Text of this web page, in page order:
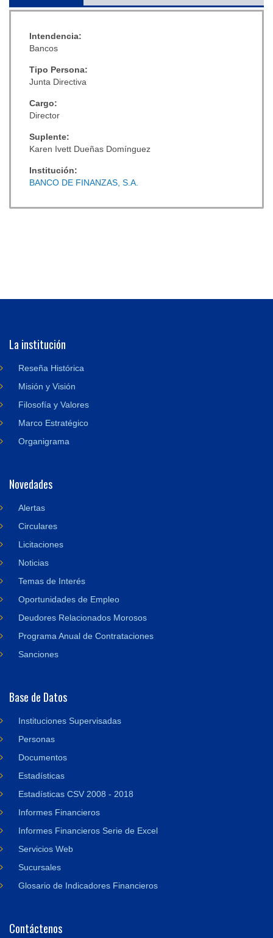
Intendencia:
Bancos
Tipo Persona:
Junta Directiva
Cargo:
Director
Suplente:
Karen Ivett Dueñas Domínguez
Institución:
BANCO DE FINANZAS, S.A.
La institución
Reseña Histórica
Misión y Visión
Filosofía y Valores
Marco Estratégico
Organigrama
Novedades
Alertas
Circulares
Licitaciones
Noticias
Temas de Interés
Oportunidades de Empleo
Deudores Relacionados Morosos
Programa Anual de Contrataciones
Sanciones
Base de Datos
Instituciones Supervisadas
Personas
Documentos
Estadísticas
Estadísticas CSV 2008 - 2018
Informes Financieros
Informes Financieros Serie de Excel
Servicios Web
Sucursales
Glosario de Indicadores Financieros
Contáctenos